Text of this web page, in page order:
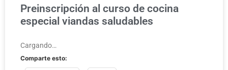
Preinscripción al curso de cocina
especial viandas saludables
Cargando…
Comparte esto: